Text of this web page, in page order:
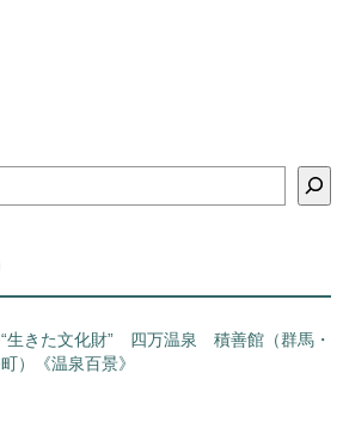
生きた文化財” 四万温泉 積善館（群馬・
）《温泉百景》